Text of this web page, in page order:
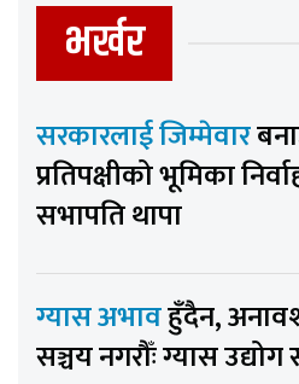
भर्खर
सरकारलाई जिम्मेवार
प्रतिपक्षीको भूमिका
सभापति थापा
ग्यास अभावहुँदैन,
सञ्चय नगरौँः ग्यास